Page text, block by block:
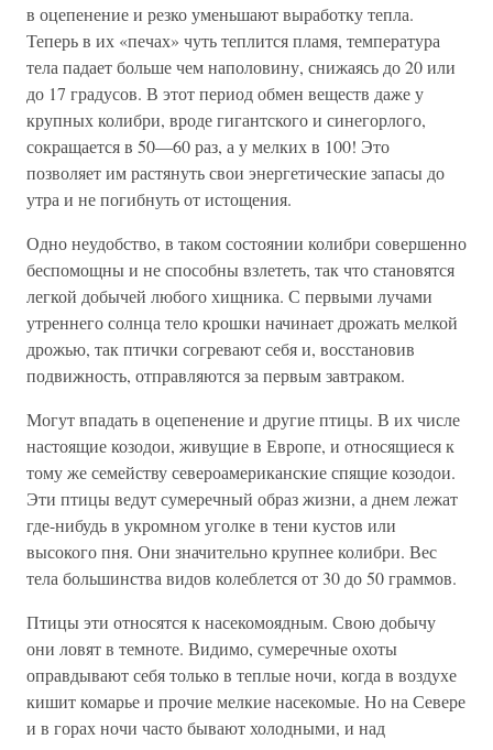
в оцепенение и резко уменьшают выработку тепла.
Теперь в их «печах» чуть теплится пламя, температура
тела падает больше чем наполовину, снижаясь до 20 или
до 17 градусов. В этот период обмен веществ даже у
крупных колибри, вроде гигантского и синегорлого,
сокращается в 50—60 раз, а у мелких в 100! Это
позволяет им растянуть свои энергетические запасы до
утра и не погибнуть от истощения.
Одно неудобство, в таком состоянии колибри совершенно
беспомощны и не способны взлететь, так что становятся
легкой добычей любого хищника. С первыми лучами
утреннего солнца тело крошки начинает дрожать мелкой
дрожью, так птички согревают себя и, восстановив
подвижность, отправляются за первым завтраком.
Могут впадать в оцепенение и другие птицы. В их числе
настоящие козодои, живущие в Европе, и относящиеся к
тому же семейству североамериканские спящие козодои.
Эти птицы ведут сумеречный образ жизни, а днем лежат
где-нибудь в укромном уголке в тени кустов или
высокого пня. Они значительно крупнее колибри. Вес
тела большинства видов колеблется от 30 до 50 граммов.
Птицы эти относятся к насекомоядным. Свою добычу
они ловят в темноте. Видимо, сумеречные охоты
оправдывают себя только в теплые ночи, когда в воздухе
кишит комарье и прочие мелкие насекомые. Но на Севере
и в горах ночи часто бывают холодными, и над